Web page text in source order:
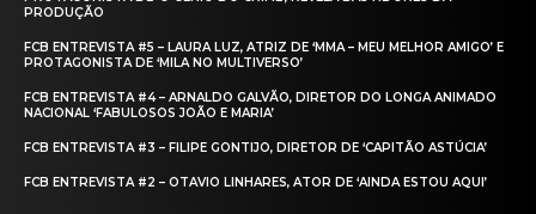
PRODUÇÃO
FCB ENTREVISTA #5 – LAURA LUZ, ATRIZ DE ‘MMA – MEU MELHOR AMIGO’ E
PROTAGONISTA DE ‘MILA NO MULTIVERSO’
FCB ENTREVISTA #4 – ARNALDO GALVÃO, DIRETOR DO LONGA ANIMADO
NACIONAL ‘FABULOSOS JOÃO E MARIA’
FCB ENTREVISTA #3 – FILIPE GONTIJO, DIRETOR DE ‘CAPITÃO ASTÚCIA’
FCB ENTREVISTA #2 – OTAVIO LINHARES, ATOR DE ‘AINDA ESTOU AQUI’